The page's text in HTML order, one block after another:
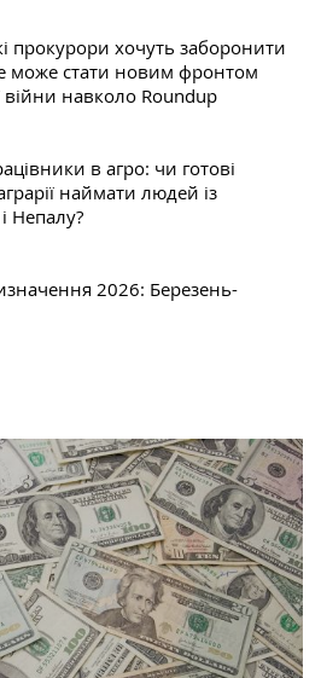
прокурори хочуть заборонити
може стати новим фронтом
війни навколо Roundup
в агро: чи готові
наймати людей із
Непалу?
2026: Березень-